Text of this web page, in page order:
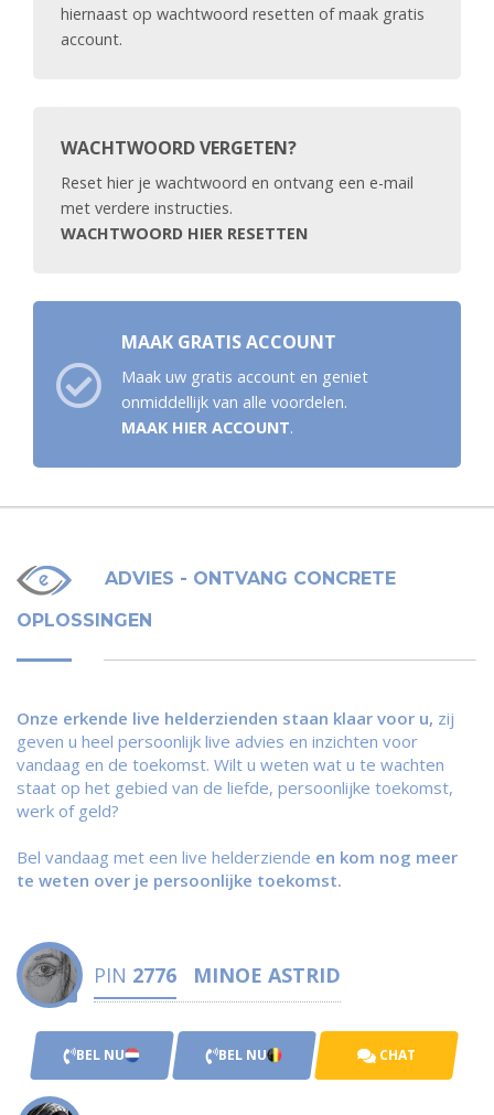
hiernaast op wachtwoord resetten of maak gratis
account.
WACHTWOORD VERGETEN?
Reset hier je wachtwoord en ontvang een e-mail
met verdere instructies.
WACHTWOORD HIER RESETTEN
MAAK GRATIS ACCOUNT
Maak uw gratis account en geniet
onmiddellijk van alle voordelen.
MAAK HIER ACCOUNT.
ADVIES - ONTVANG CONCRETE
OPLOSSINGEN
Onze erkende live helderzienden staan klaar voor u, zij
geven u heel persoonlijk live advies en inzichten voor
vandaag en de toekomst. Wilt u weten wat u te wachten
staat op het gebied van de liefde, persoonlijke toekomst,
werk of geld?
Bel vandaag met een live helderziende en kom nog meer
te weten over je persoonlijke toekomst.
PIN 2776 MINOE ASTRID
BEL NU BEL NU CHAT